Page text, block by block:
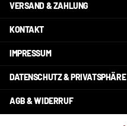
VERSAND & ZAHLUNG
KONTAKT
IMPRESSUM
DATENSCHUTZ & PRIVATSPHÄRE
AGB & WIDERRUF